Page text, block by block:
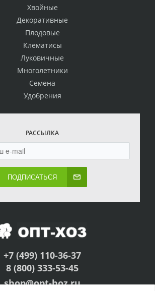
Хвойные
Декоративные
Плодовые
Клематисы
Луковичные
Многолетники
Семена
Удобрения
РАССЫЛКА
ПОДПИСАТЬСЯ
+7 (499) 110-36-37
8 (800) 333-53-45
shop@opt-hoz.ru